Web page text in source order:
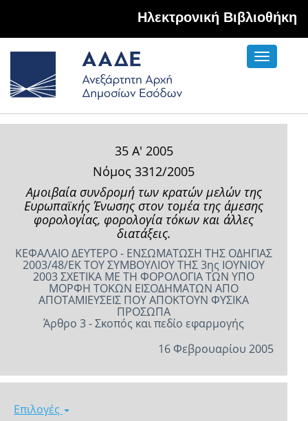
Hλεκτρονική Βιβλιοθήκη
Toggle
35 Α' 2005
Νόμος 3312/2005
Αμοιβαία συνδρομή των κρατών ­μελών της
Ευρωπαϊκής Ένωσης στον τομέα της άμεσης
φορολογίας, φορολο­γία τόκων και άλλες
διατάξεις.
ΚΕΦΑΛΑΙΟ ΔΕΥΤΕΡΟ - ΕΝΣΩΜΑΤΩΣΗ ΤΗΣ ΟΔΗΓΙΑΣ
2003/48/ΕΚ ΤΟΥ ΣΥΜΒΟΥΛΙΟΥ ΤΗΣ 3ης ΙΟΥΝΙΟΥ
2003 ΣΧΕΤΙΚΑ ΜΕ ΤΗ ΦΟΡΟΛΟΓΙΑ ΤΩΝ ΥΠΟ
ΜΟΡΦΗ ΤΟΚΩΝ ΕΙΣΟΔΗΜΑΤΩΝ ΑΠΟ
ΑΠΟΤΑΜΙΕΥΣΕΙΣ ΠΟΥ ΑΠΟΚΤΟΥΝ ΦΥΣΙΚΑ
ΠΡΟΣΩΠΑ
Άρθρο 3 - Σκοπός και πεδίο εφαρμογής
16 Φεβρουαρίου 2005
Επιλογές